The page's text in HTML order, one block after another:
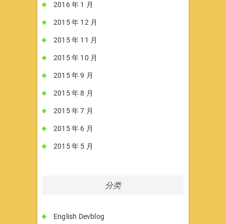
2016 年 1 月
2015 年 12 月
2015 年 11 月
2015 年 10 月
2015 年 9 月
2015 年 8 月
2015 年 7 月
2015 年 6 月
2015 年 5 月
分类
English Devblog